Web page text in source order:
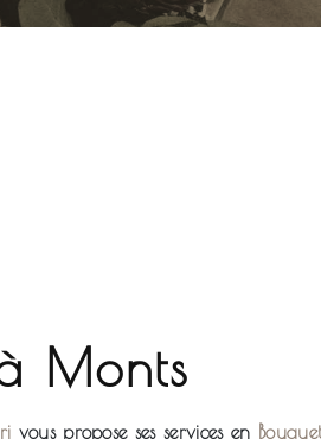
Monts
vous propose ses services en